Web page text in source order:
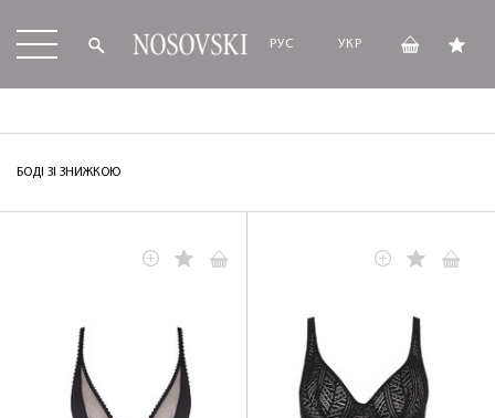
РУС УКР
БОДІ ЗІ ЗНИЖКОЮ